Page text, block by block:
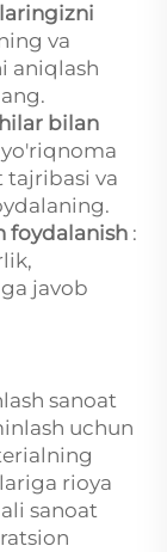
va
aniqlash
bilan
tajribasi va
foydalanish :
javob
sanoat
uchun
rioya
sanoat